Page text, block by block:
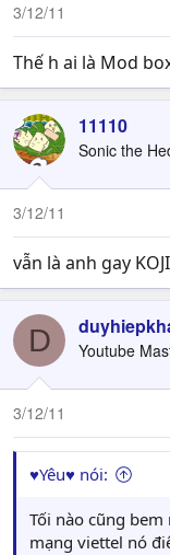
3/12/11
Thế h ai là Mod
11110
Sonic the
3/12/11
vẫn là anh gay
D Youtube
3/12/11
♥Yêu♥ nói:
Tối nào cũng bem
mạng viettel nó